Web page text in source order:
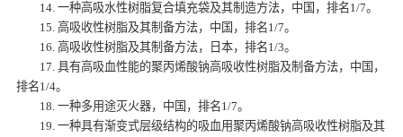
14. 一种高吸水性树脂复合填充袋及其制造方法，中国，排名1/7。
15. 高吸收性树脂及其制备方法，中国，排名1/7。
16. 高吸收性树脂及其制备方法，日本，排名1/3。
17. 具有高吸血性能的聚丙烯酸钠高吸收性树脂及制备方法，中国，
排名1/4。
18. 一种多用途灭火器，中国，排名1/7。
19. 一种具有渐变式层级结构的吸血用聚丙烯酸钠高吸收性树脂及其